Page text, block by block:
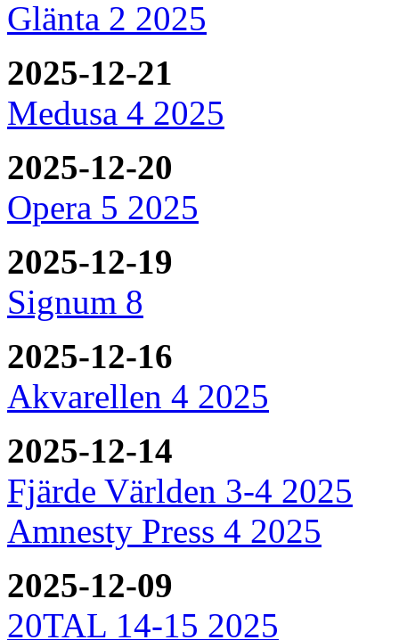
Glänta 2 2025
2025-12-21
Medusa 4 2025
2025-12-20
Opera 5 2025
2025-12-19
Signum 8
2025-12-16
Akvarellen 4 2025
2025-12-14
Fjärde Världen 3-4 2025
Amnesty Press 4 2025
2025-12-09
20TAL 14-15 2025